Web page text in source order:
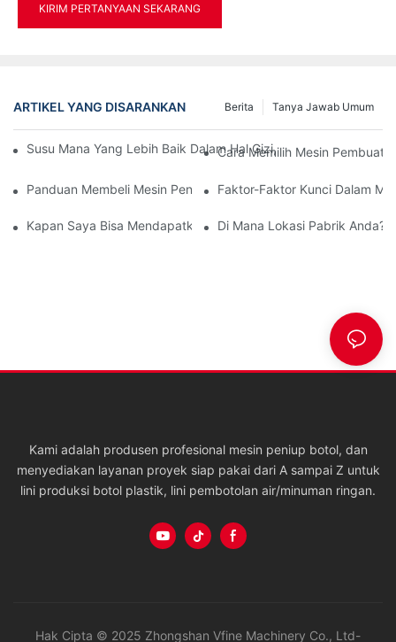
KIRIM PERTANYAAN SEKARANG
ARTIKEL YANG DISARANKAN Tanya Jawab Umum
Berita
Susu Mana Yang Lebih Baik Dalam Hal Gizi, Susu Botol, Susu
Cara Memilih Mesin Pembuat
Panduan Membeli Mesin Peniup Botol PETFaktor-Faktor Kunci Dalam
Kapan Saya Bisa Mendapatkan Mesin Saya Setelah Saya
Di Mana Lokasi Pabrik Anda?
Kami adalah produsen profesional mesin peniup botol, dan
menyediakan layanan proyek siap pakai dari A sampai Z untuk
lini produksi botol plastik, lini pembotolan air/minuman ringan.
Hak Cipta © 2025 Zhongshan Vfine Machinery Co., Ltd-